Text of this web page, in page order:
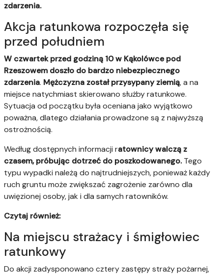
zdarzenia.
Akcja ratunkowa rozpoczęła się
przed południem
W czwartek przed godziną 10 w Kąkolówce pod
Rzeszowem doszło do bardzo niebezpiecznego
zdarzenia. Mężczyzna został przysypany ziemią, a na
miejsce natychmiast skierowano służby ratunkowe.
Sytuacja od początku była oceniana jako wyjątkowo
poważna, dlatego działania prowadzone są z najwyższą
ostrożnością.
Według dostępnych informacji ratownicy walczą z
czasem, próbując dotrzeć do poszkodowanego.Tego
typu wypadki należą do najtrudniejszych, ponieważ każdy
ruch gruntu może zwiększać zagrożenie zarówno dla
uwięzionej osoby, jak i dla samych ratowników.
Czytaj również:
Na miejscu strażacy i śmigłowiec
ratunkowy
Do akcji zadysponowano cztery zastępy straży pożarnej,